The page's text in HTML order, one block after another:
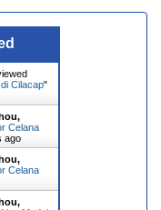
Cilacap"
Celana
ago
Celana